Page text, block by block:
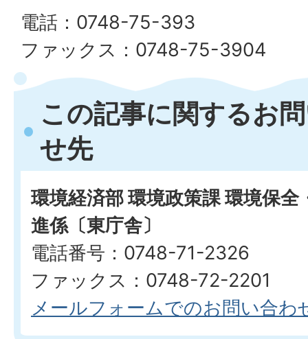
電話：0748-75-393
ファックス：0748-75-3904
この記事に関するお
せ先
環境経済部 環境政策課 環境保
進係〔東庁舎〕
電話番号：0748-71-2326
ファックス：0748-72-2201
メールフォームでのお問い合わ